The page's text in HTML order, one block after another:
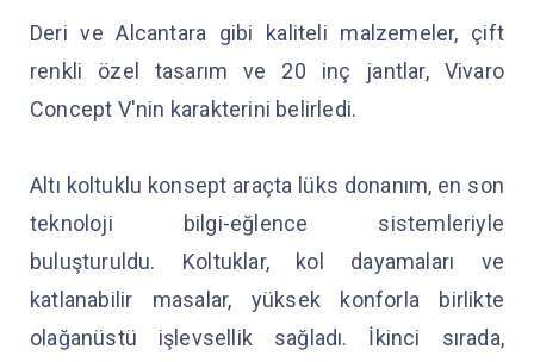
Deri ve Alcantara gibi kaliteli malzemeler, çift
renkli özel tasarım ve 20 inç jantlar, Vivaro
Concept V'nin karakterini belirledi.
Altı koltuklu konsept araçta lüks donanım, en son
teknoloji bilgi-eğlence sistemleriyle
buluşturuldu. Koltuklar, kol dayamaları ve
katlanabilir masalar, yüksek konforla birlikte
olağanüstü işlevsellik sağladı. İkinci sırada,